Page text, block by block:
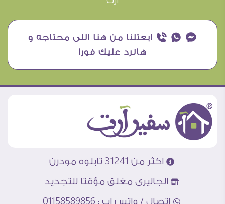
¥ ₧ ƒ ابعتلنا من هنا اللى محتاجه و
هانرد عليك فورا
اكثر من 31241 تابلوه مودرن
الجاليرى مغلق مؤقتا للتجديد
اتصال / واتس اب : 01158589856